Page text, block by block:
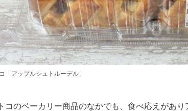
「アップルシュトルーデル」
コのベーカリー商品のなかでも、食べ応えがあ